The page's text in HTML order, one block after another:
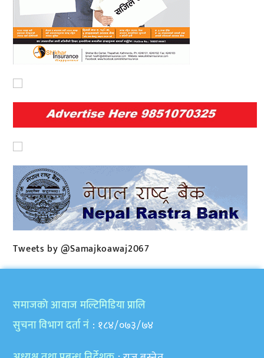
Tweets by @Samajkoawaj2067
समाजकाे आवाज मल्टिमिडिया प्रालि
सुचना विभाग दर्ता नं : १८४/०७३/७४